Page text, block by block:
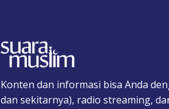
Konten dan informasi bisa Anda
dan sekitarnya), radio streaming,